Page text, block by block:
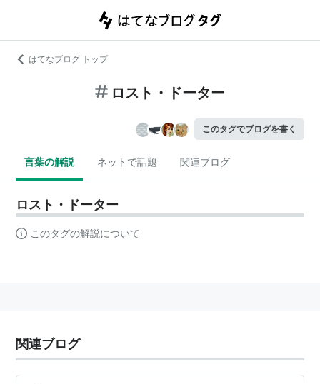
はてなブログ トップ
ロスト・ドーター
このタグでブログを書く
言葉の解説 ネットで話題 関連ブログ
ロスト・ドーター
このタグの解説について
関連ブログ